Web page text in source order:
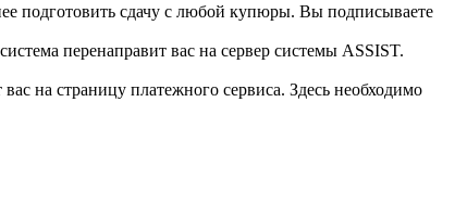
подготовить сдачу с любой купюры. Вы подписываете
перенаправит вас на сервер системы ASSIST.
на страницу платежного сервиса. Здесь необходимо